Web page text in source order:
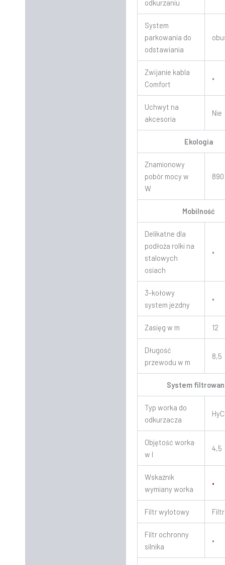
odkurzaniu
System
parkowania do
odstawiania
Zwijanie kabla
Comfort
•
Uchwyt na
akcesoria
Nie
Ekologia
Znamionowy
pobór mocy w
W
890
Mobilność
Delikatne dla
podłoża rolki na
stalowych
osiach
•
3-kołowy
system jezdny
•
Zasięg w m 12
Długość
przewodu w m
8,5
System
Typ worka do
odkurzacza
Objętość worka
w l
4,5
Wskaźnik
wymiany worka
•
Filtr wylotowy
Filtr ochronny
silnika
•